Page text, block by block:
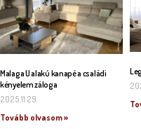
Malaga U alakú kanapé a családi
kényelem záloga
2025.11.29.
Tovább olvasom »